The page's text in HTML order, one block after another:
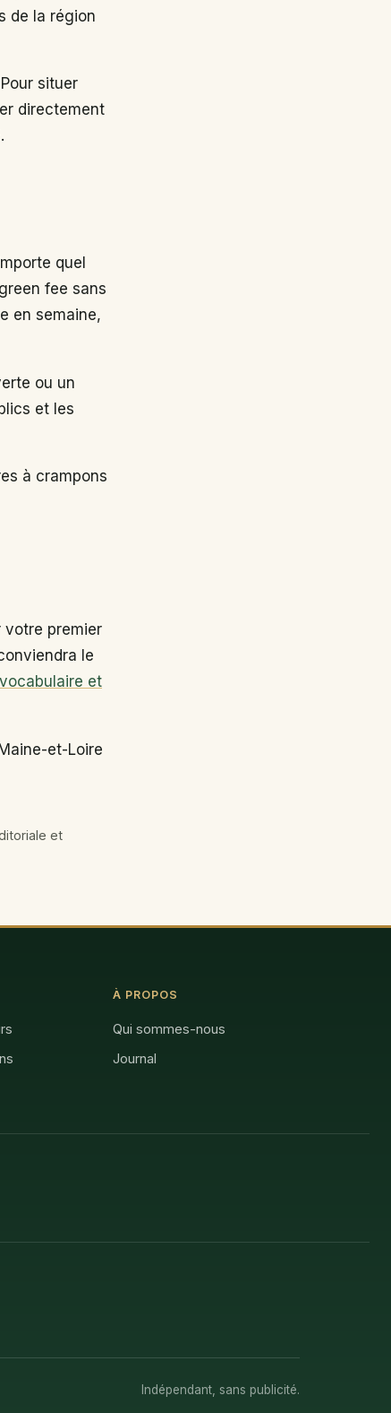
de la région
situer
directement
quel
fee sans
en semaine,
ou un
et les
à crampons
votre premier
le
vocabulaire et
et-Loire
et
À PROPOS
Qui sommes-nous
Journal
Indépendant, sans publicité.